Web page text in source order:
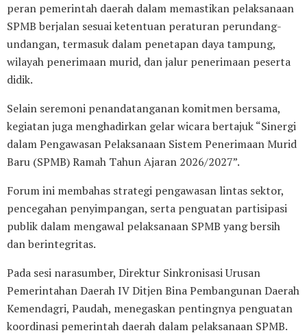
peran pemerintah daerah dalam memastikan pelaksanaan
SPMB berjalan sesuai ketentuan peraturan perundang-
undangan, termasuk dalam penetapan daya tampung,
wilayah penerimaan murid, dan jalur penerimaan peserta
didik.
Selain seremoni penandatanganan komitmen bersama,
kegiatan juga menghadirkan gelar wicara bertajuk “Sinergi
dalam Pengawasan Pelaksanaan Sistem Penerimaan Murid
Baru (SPMB) Ramah Tahun Ajaran 2026/2027”.
Forum ini membahas strategi pengawasan lintas sektor,
pencegahan penyimpangan, serta penguatan partisipasi
publik dalam mengawal pelaksanaan SPMB yang bersih
dan berintegritas.
Pada sesi narasumber, Direktur Sinkronisasi Urusan
Pemerintahan Daerah IV Ditjen Bina Pembangunan Daerah
Kemendagri, Paudah, menegaskan pentingnya penguatan
koordinasi pemerintah daerah dalam pelaksanaan SPMB.